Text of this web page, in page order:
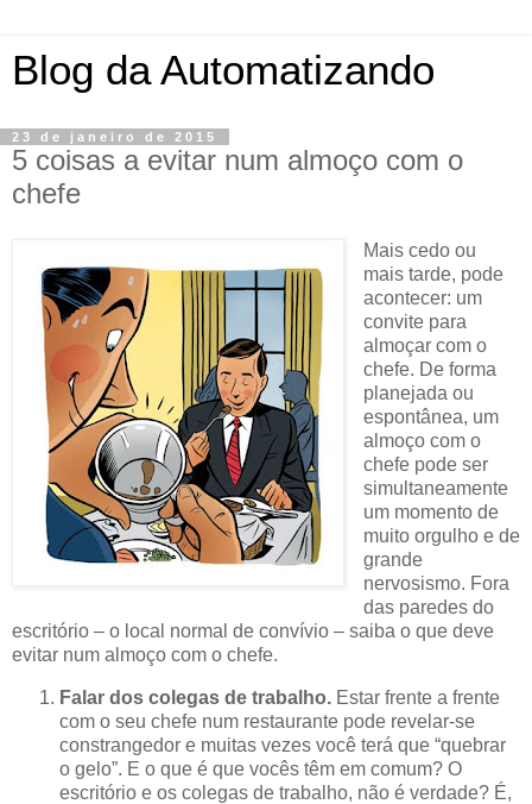
Blog da Automatizando
23 de janeiro de 2015
5 coisas a evitar num almoço com o
chefe
Mais cedo ou
mais tarde, pode
acontecer: um
convite para
almoçar com o
chefe. De forma
planejada ou
espontânea, um
almoço com o
chefe pode ser
simultaneamente
um momento de
muito orgulho e de
grande
nervosismo. Fora
das paredes do
escritório – o local normal de convívio – saiba o que deve
evitar num almoço com o chefe.
Falar dos colegas de trabalho. Estar frente a frente
com o seu chefe num restaurante pode revelar-se
constrangedor e muitas vezes você terá que “quebrar
o gelo”. E o que é que vocês têm em comum? O
escritório e os colegas de trabalho, não é verdade? É,